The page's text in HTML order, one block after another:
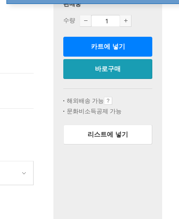
판매중
수량
카트에 넣기
바로구매
해외배송 가능
문화비소득공제 가능
리스트에 넣기